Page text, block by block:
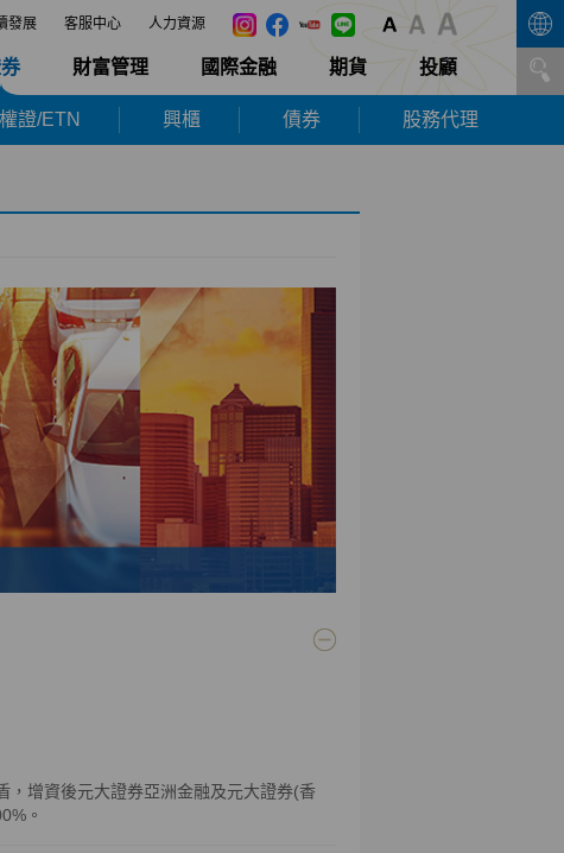
發展 客服中心 人力資源
財富管理 國際金融 期貨 投顧
權證/ETN 興櫃 債券 股務代理
增資後元大證券亞洲金融及元大證券(香
。